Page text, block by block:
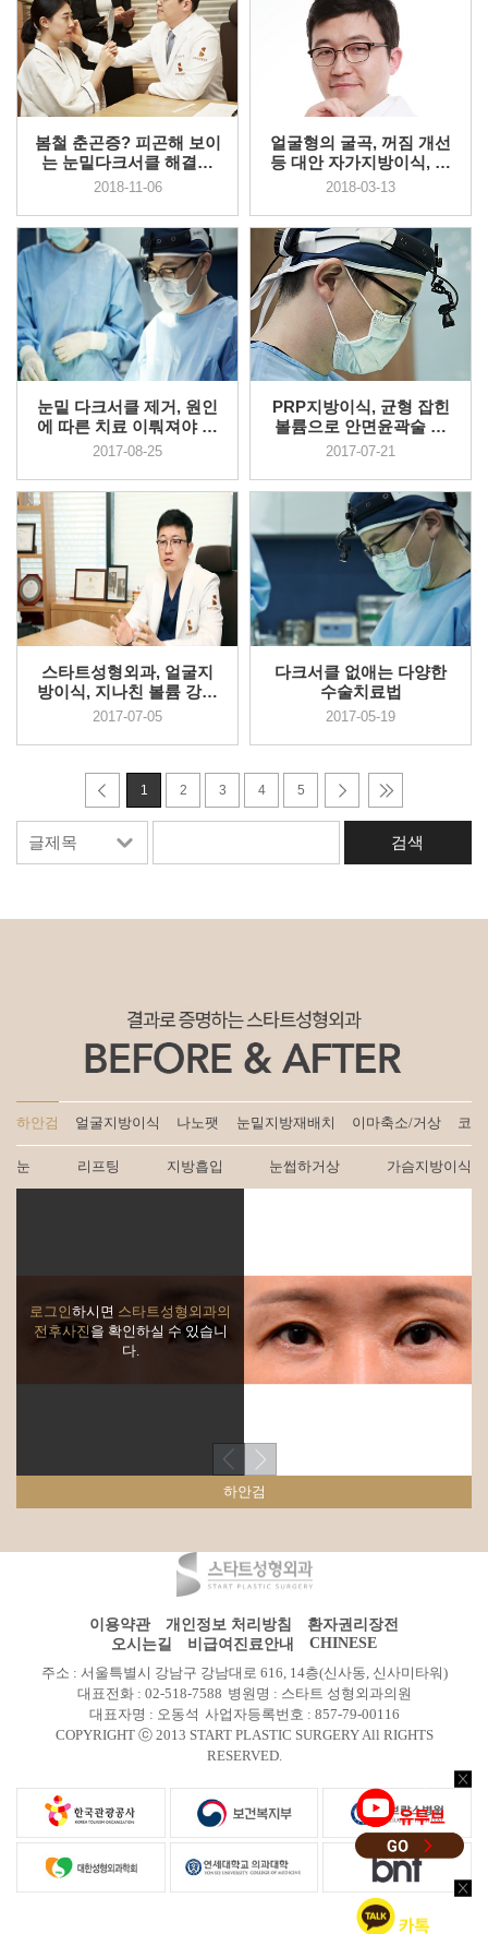
봄철 춘곤증? 피곤해 보이
는 눈밑다크서클 해결방
안
2018-11-06
얼굴형의 굴곡, 꺼짐 개선
등 대안 자가지방이식, 효
과 ...
2018-03-13
눈밑 다크서클 제거, 원인
에 따른 치료 이뤄져야 수
술만...
2017-08-25
PRP지방이식, 균형 잡힌
볼륨으로 안면윤곽술 효
과 가능해
2017-07-21
스타트성형외과, 얼굴지
방이식, 지나친 볼륨 강조
보다이...
2017-07-05
다크서클 없애는 다양한
수술치료법
2017-05-19
1 2 3 4 5
하안검 얼굴지방이식 나노팻 눈밑지방재배치 이마축소/거상 코
눈 리프팅 지방흡입 눈썹하거상 가슴지방이식
로그인하시면 스타트성형외과의
전후사진을 확인하실 수 있습니
다.
하안검
이용약관 개인정보 처리방침
환자권리장전
오시는길
비급여진료안내
CHINESE
주소 : 서울특별시 강남구 강남대로 616, 14층(신사동, 신사미타워)
대표전화 : 02-518-7588 병원명 : 스타트 성형외과의원
대표자명 : 오동석 사업자등록번호 : 857-79-00116
COPYRIGHT ⓒ 2013 START PLASTIC SURGERY All RIGHTS
RESERVED.